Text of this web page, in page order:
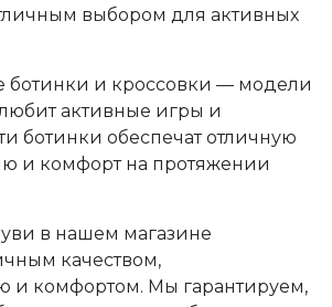
выбором для активных
ботинки и кроссовки — модели
любит активные игры и
ботинки обеспечат отличную
и комфорт на протяжении
в нашем магазине
качеством,
и комфортом. Мы гарантируем,